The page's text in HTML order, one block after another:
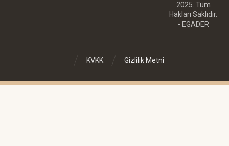
2025. Tüm
Hakları Saklıdır.
- EGADER
Gizlilik Metni
KVKK